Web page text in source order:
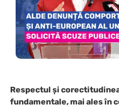
Respectul și
fundamentale, mai ales în